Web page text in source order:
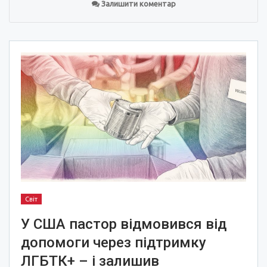
Залишити коментар
Світ
У США пастор відмовився від
допомоги через підтримку
ЛГБТК+ – і залишив